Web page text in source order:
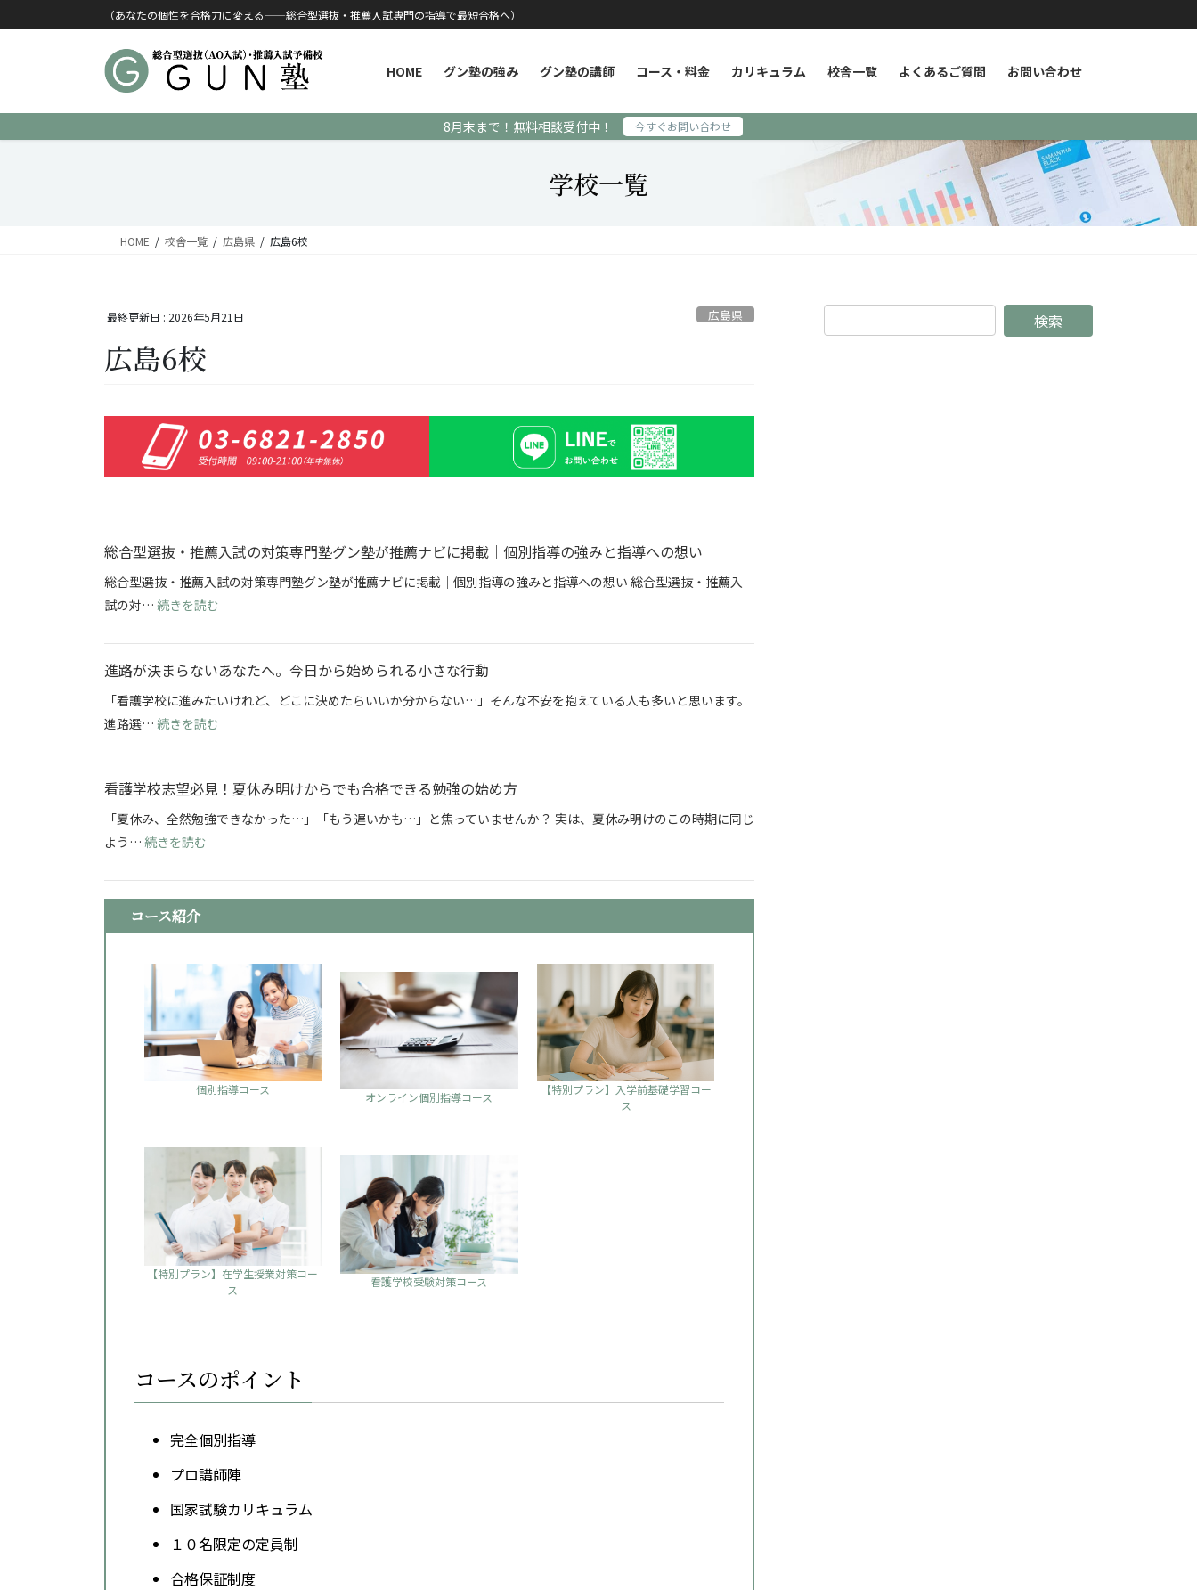
コンテンツに移動
ナビゲーションに移動（あなたの個性を合格力に変える——総合型選抜・推薦入試専門の指導で最短合格へ）
HOME グン塾の強み グン塾の講師 コース・料金 カリキュラム 校舎一覧 よくあるご質問 お問い合わせ
8月末まで！無料相談受付中！ 今すぐお問い合わせ
学校一覧
HOME 校舎一覧 広島県 広島6校
最終更新日 : 2026年5月21日 広島県
広島6校
総合型選抜・推薦入試の対策専門塾グン塾が推薦ナビに掲載｜個別指導の強みと指導への想い
総合型選抜・推薦入試の対策専門塾グン塾が推薦ナビに掲載｜個別指導の強みと指導への想い 総合型選抜・推薦入
試の対… 続きを読む
進路が決まらないあなたへ。今日から始められる小さな行動
「看護学校に進みたいけれど、どこに決めたらいいか分からない…」そんな不安を抱えている人も多いと思います。
進路選… 続きを読む
看護学校志望必見！夏休み明けからでも合格できる勉強の始め方
「夏休み、全然勉強できなかった…」「もう遅いかも…」と焦っていませんか？ 実は、夏休み明けのこの時期に同じ
よう… 続きを読む
コース紹介
個別指導コース
オンライン個別指導コース
【特別プラン】入学前基礎学習コー
ス
【特別プラン】在学生授業対策コー
ス
看護学校受験対策コース
コースのポイント
完全個別指導
プロ講師陣
国家試験カリキュラム
１０名限定の定員制
合格保証制度